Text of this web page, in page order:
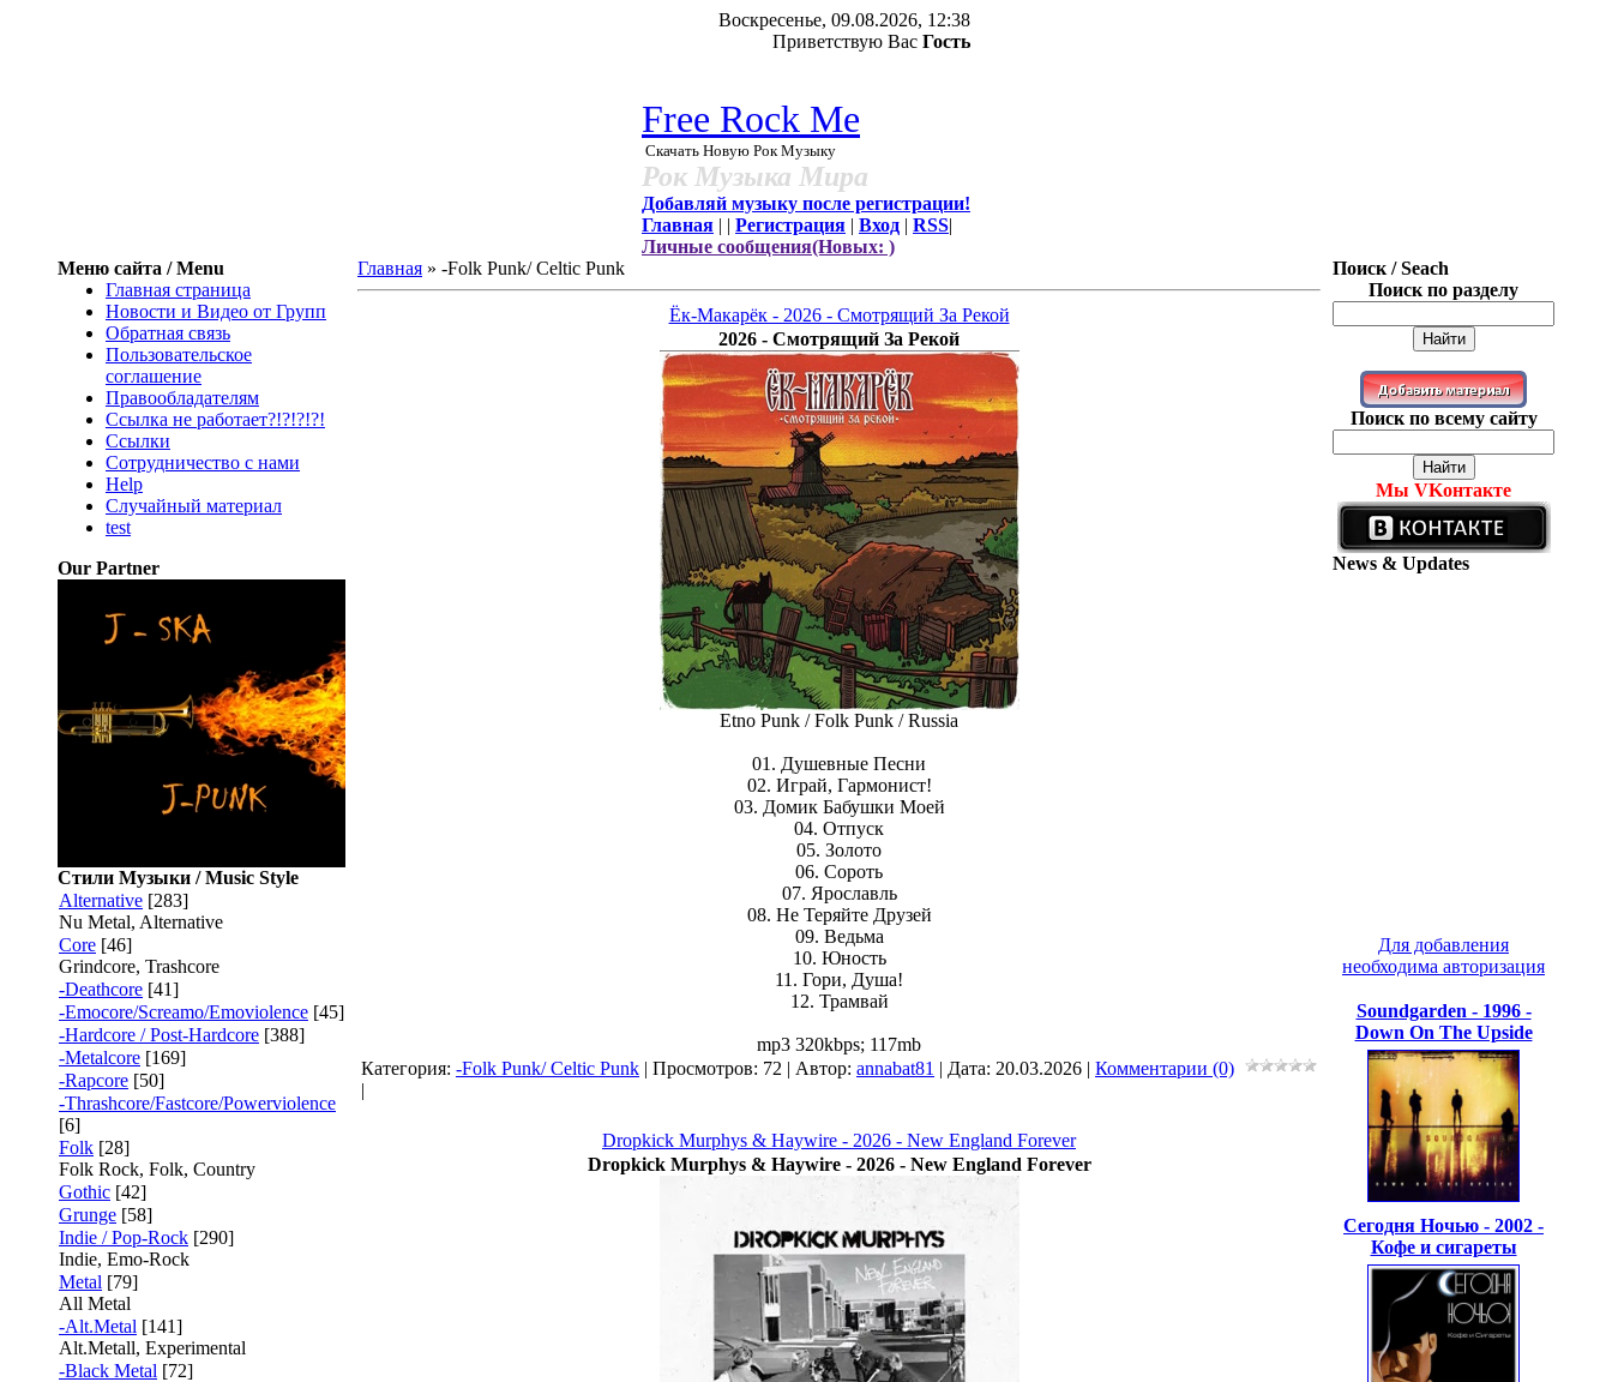
Воскресенье, 09.08.2026, 12:38
Приветствую Вас Гость
Free Rock Me
Скачать Новую Рок Музыку
Рок Музыка Мира
Добавляй музыку после регистрации!
Главная | | Регистрация | Вход | RSS|
Личные сообщения(Новых: )
Меню сайта / Menu
Главная страница
Новости и Видео от Групп
Обратная связь
Пользовательское
соглашение
Правообладателям
Ссылка не работает?!?!?!?!
Ссылки
Сотрудничество с нами
Help
Cлучайный материал
test
Our Partner
Стили Музыки / Music Style
Alternative [283]
Nu Metal, Alternative
Core [46]
Grindcore, Trashcore
-Deathcore [41]
-Emocore/Screamo/Emoviolence [45]
-Hardcore / Post-Hardcore [388]
-Metalcore [169]
-Rapcore [50]
-Thrashcore/Fastcore/Powerviolence
[6]
Folk [28]
Folk Rock, Folk, Country
Gothic [42]
Grunge [58]
Indie / Pop-Rock [290]
Indie, Emo-Rock
Metal [79]
All Metal
-Alt.Metal [141]
Alt.Metall, Experimental
-Black Metal [72]
Главная » -Folk Punk/ Celtic Punk
Ёк-Макарёк - 2026 - Смотрящий За Рекой
2026 - Смотрящий За Рекой
Etno Punk / Folk Punk / Russia
01. Душевные Песни
02. Играй, Гармонист!
03. Домик Бабушки Моей
04. Отпуск
05. Золото
06. Сороть
07. Ярославль
08. Не Теряйте Друзей
09. Ведьма
10. Юность
11. Гори, Душа!
12. Трамвай
mp3 320kbps; 117mb
Категория: -Folk Punk/ Celtic Punk | Просмотров: 72 | Автор: annabat81 | Дата: 20.03.2026 | Комментарии (0)
|
Dropkick Murphys & Haywire - 2026 - New England Forever
Dropkick Murphys & Haywire - 2026 - New England Forever
Поиск / Seach
Поиск по разделу
Поиск по всему сайту
Мы VKонтакте
News & Updates
Для добавления
необходима авторизация
Soundgarden - 1996 -
Down On The Upside
Сегодня Ночью - 2002 -
Кофе и сигареты